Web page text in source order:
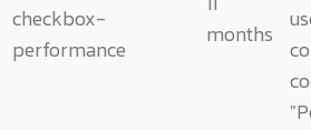
checkbox-
performance
months